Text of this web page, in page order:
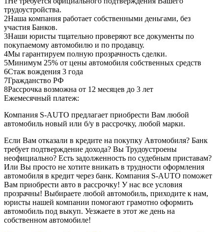
трудоустройства.
2Наша компания работает собственными деньгами, без
участия Банков.
3Наши юристы тщательно проверяют все документы по
покупаемому автомобилю и по продавцу.
4Мы гарантируем полную прозрачность сделки.
5Минимум 25% от цены автомобиля собственных средств
6Стаж вождения 3 года
7Гражданство РФ
8Рассрочка возможна от 12 месяцев до 3 лет
Ежемесячный платеж:
Компания S-AUTO предлагает приобрести Вам любой
автомобиль новый или б/у в рассрочку, любой марки.
Если Вам отказали в кредите на покупку Автомобиля? Банк
требует подтверждение дохода? Вы Трудоустроены
неофициально? Есть задолженность по судебным приставам?
Или Вы просто не хотите вникать в трудности оформления
автомобиля в кредит через банк. Компания S-AUTO поможет
Вам приобрести авто в рассрочку! У нас все условия
прозрачны! Выбираете любой автомобиль, приходите к нам,
юристы нашей компании помогают грамотно оформить
автомобиль под выкуп. Уезжаете в этот же день на
собственном автомобиле!